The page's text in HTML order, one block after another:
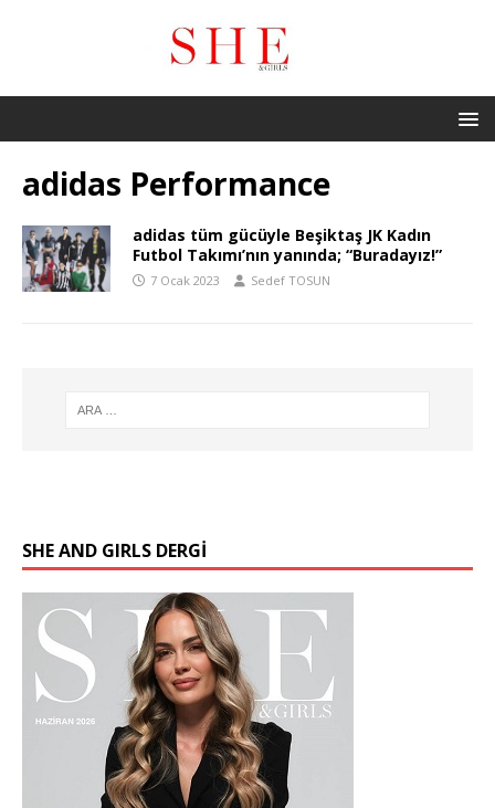
adidas Performance
adidas tüm gücüyle Beşiktaş JK Kadın
Futbol Takımı’nın yanında; “Buradayız!”
7 Ocak 2023 Sedef TOSUN
SHE AND GIRLS DERGİ